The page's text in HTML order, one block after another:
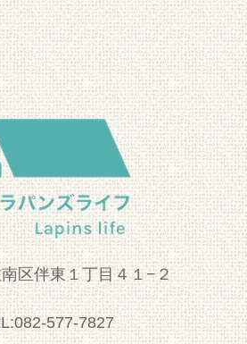
区伴東１丁目４１−２
577-7827